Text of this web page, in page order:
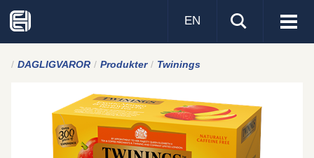
Visa
EN
DAGLIGVAROR Produkter Twinings